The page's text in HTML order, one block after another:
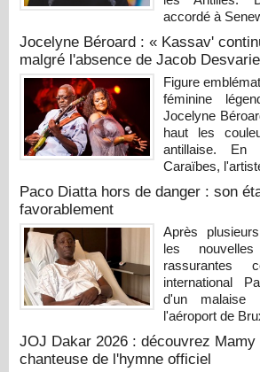
accordé à
Jocelyne Béroard : « Kassav'
malgré l'absence de Jacob
Figure
féminine
Jocelyne
haut les
antillaise. En
Caraïbes,
Paco Diatta hors de danger : son
favorablement
Après
les
rassurantes
international
d'un
l'aéroport de
JOJ Dakar 2026 : découvrez Mamy
chanteuse de l'hymne officiel